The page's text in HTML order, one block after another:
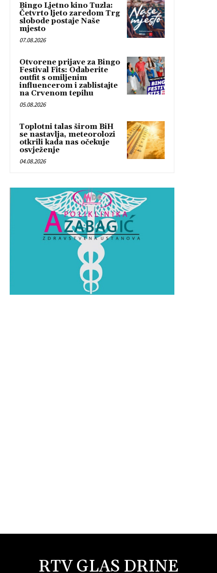
Bingo Ljetno kino Tuzla:
Četvrto ljeto zaredom Trg
slobode postaje Naše
mjesto
07.08.2026
Otvorene prijave za Bingo
Festival Fits: Odaberite
outfit s omiljenim
influencerom i zablistajte
na Crvenom tepihu
05.08.2026
Toplotni talas širom BiH
se nastavlja, meteorolozi
otkrili kada nas očekuje
osvježenje
04.08.2026
RTV GLAS DRINE